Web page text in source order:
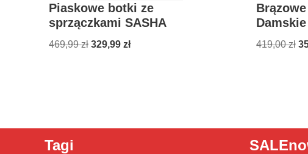
Piaskowe botki ze
sprzączkami SASHA
469,99zł 329,99zł 419,00zł
Tagi